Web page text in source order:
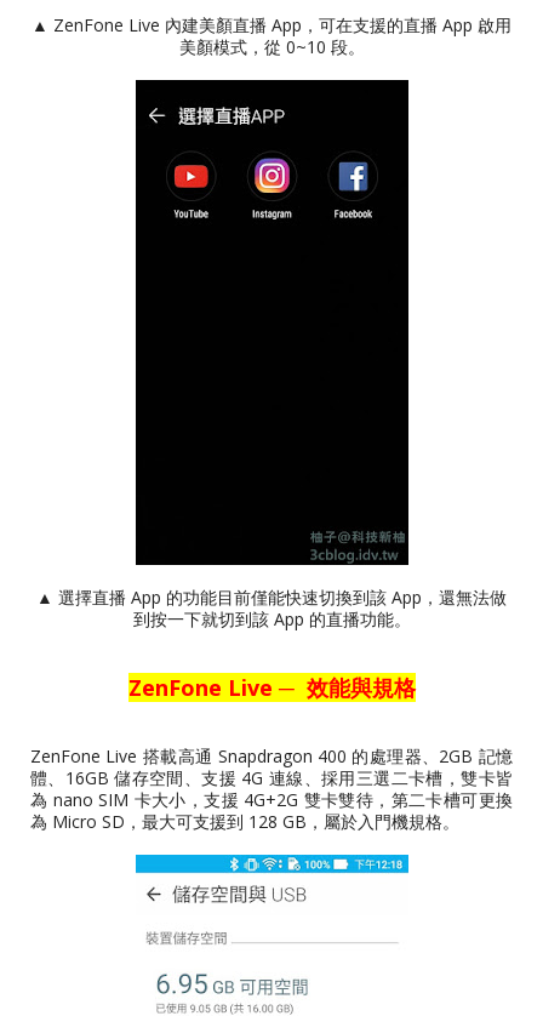
▲ ZenFone Live 內建美顏直播 App，可在支援的直播 App 啟用
美顏模式，從 0~10 段。
▲ 選擇直播 App 的功能目前僅能快速切換到該 App，還無法做
到按一下就切到該 App 的直播功能。
ZenFone Live ─ 效能與規格
ZenFone Live 搭載高通 Snapdragon 400 的處理器、2GB 記憶
體、16GB 儲存空間、支援 4G 連線、採用三選二卡槽，雙卡皆
為 nano SIM 卡大小，支援 4G+2G 雙卡雙待，第二卡槽可更換
為 Micro SD，最大可支援到 128 GB，屬於入門機規格。